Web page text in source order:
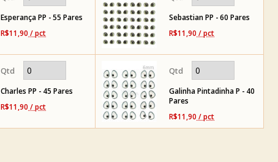
Esperança PP - 55 Pares
R$11,90 / pct
Sebastian PP - 60 Pares
R$11,90 / pct
Charles PP - 45 Pares
R$11,90 / pct
Galinha Pintadinha P - 40
Pares
R$11,90 / pct